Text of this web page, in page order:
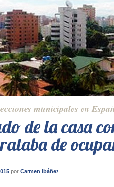
municipales en
de la casa
de
por Carmen Ibáñez